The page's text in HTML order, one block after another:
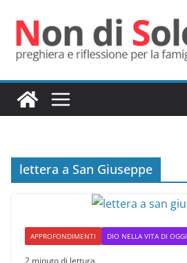
contenuto
lettera a San Giuseppe
APPROFONDIMENTI DIO NELLA VITA DI OGGI
2 minuto di lettura